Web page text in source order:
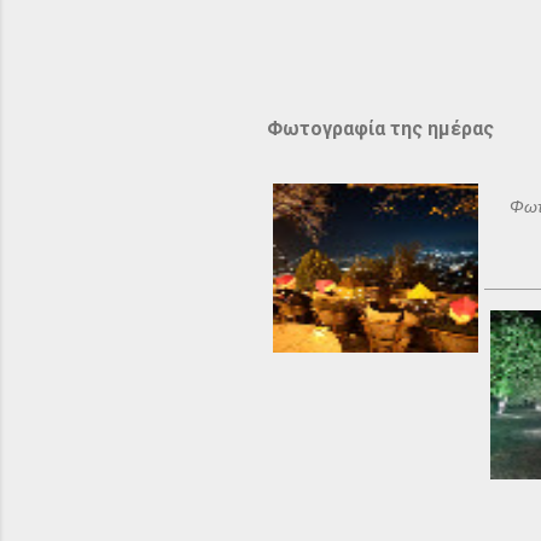
Φωτογραφία της ημέρας